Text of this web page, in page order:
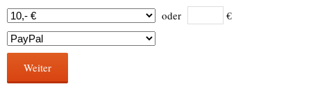
oder €
Weiter